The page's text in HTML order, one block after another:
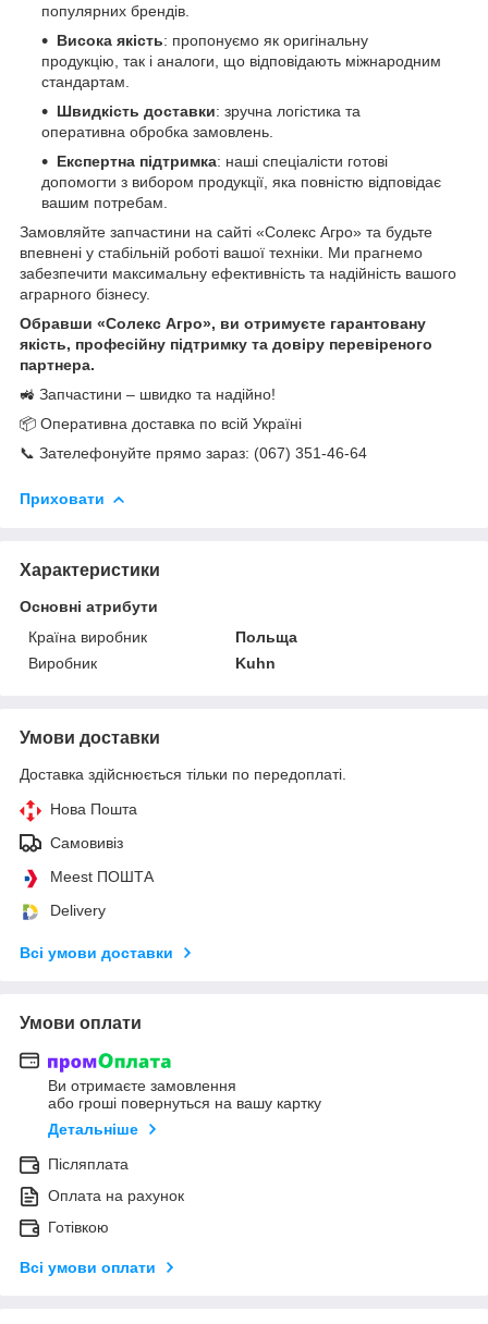
популярних брендів.
Висока якість: пропонуємо як оригінальну
продукцію, так і аналоги, що відповідають міжнародним
стандартам.
Швидкість доставки: зручна логістика та
оперативна обробка замовлень.
Експертна підтримка: наші спеціалісти готові
допомогти з вибором продукції, яка повністю відповідає
вашим потребам.
Замовляйте запчастини на сайті «Солекс Агро» та будьте
впевнені у стабільній роботі вашої техніки. Ми прагнемо
забезпечити максимальну ефективність та надійність вашого
аграрного бізнесу.
Обравши «Солекс Агро», ви отримуєте гарантовану
якість, професійну підтримку та довіру перевіреного
партнера.
🚜 Запчастини – швидко та надійно!
📦 Оперативна доставка по всій Україні
📞 Зателефонуйте прямо зараз: (067) 351-46-64
Приховати
Характеристики
Основні атрибути
Країна виробник
Польща
Виробник
Kuhn
Умови доставки
Доставка здійснюється тільки по передоплаті.
Нова Пошта
Самовивіз
Meest ПОШТА
Delivery
Всі умови доставки
Умови оплати
Ви отримаєте замовлення
або гроші повернуться на вашу картку
Детальніше
Післяплата
Оплата на рахунок
Готівкою
Всі умови оплати